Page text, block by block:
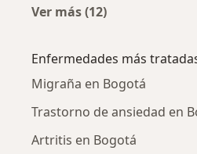
Ver más (12)
Enfermedades más
Migraña en Bogotá
Trastorno de ansiedad en
Artritis en Bogotá